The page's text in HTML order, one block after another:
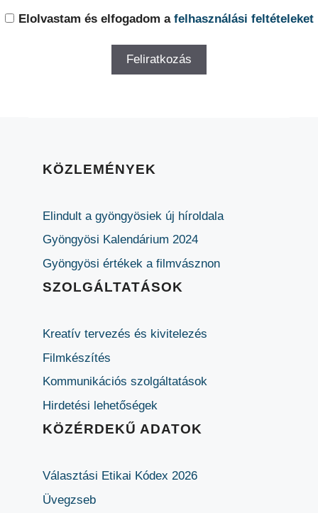
Elolvastam és elfogadom a felhasználási feltételeket
KÖZLEMÉNYEK
Elindult a gyöngyösiek új híroldala
Gyöngyösi Kalendárium 2024
Gyöngyösi értékek a filmvásznon
SZOLGÁLTATÁSOK
Kreatív tervezés és kivitelezés
Filmkészítés
Kommunikációs szolgáltatások
Hirdetési lehetőségek
KÖZÉRDEKŰ ADATOK
Választási Etikai Kódex 2026
Üvegzseb